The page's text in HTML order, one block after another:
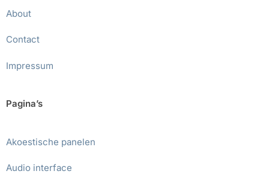
About
Contact
Impressum
Pagina’s
Akoestische panelen
Audio interface